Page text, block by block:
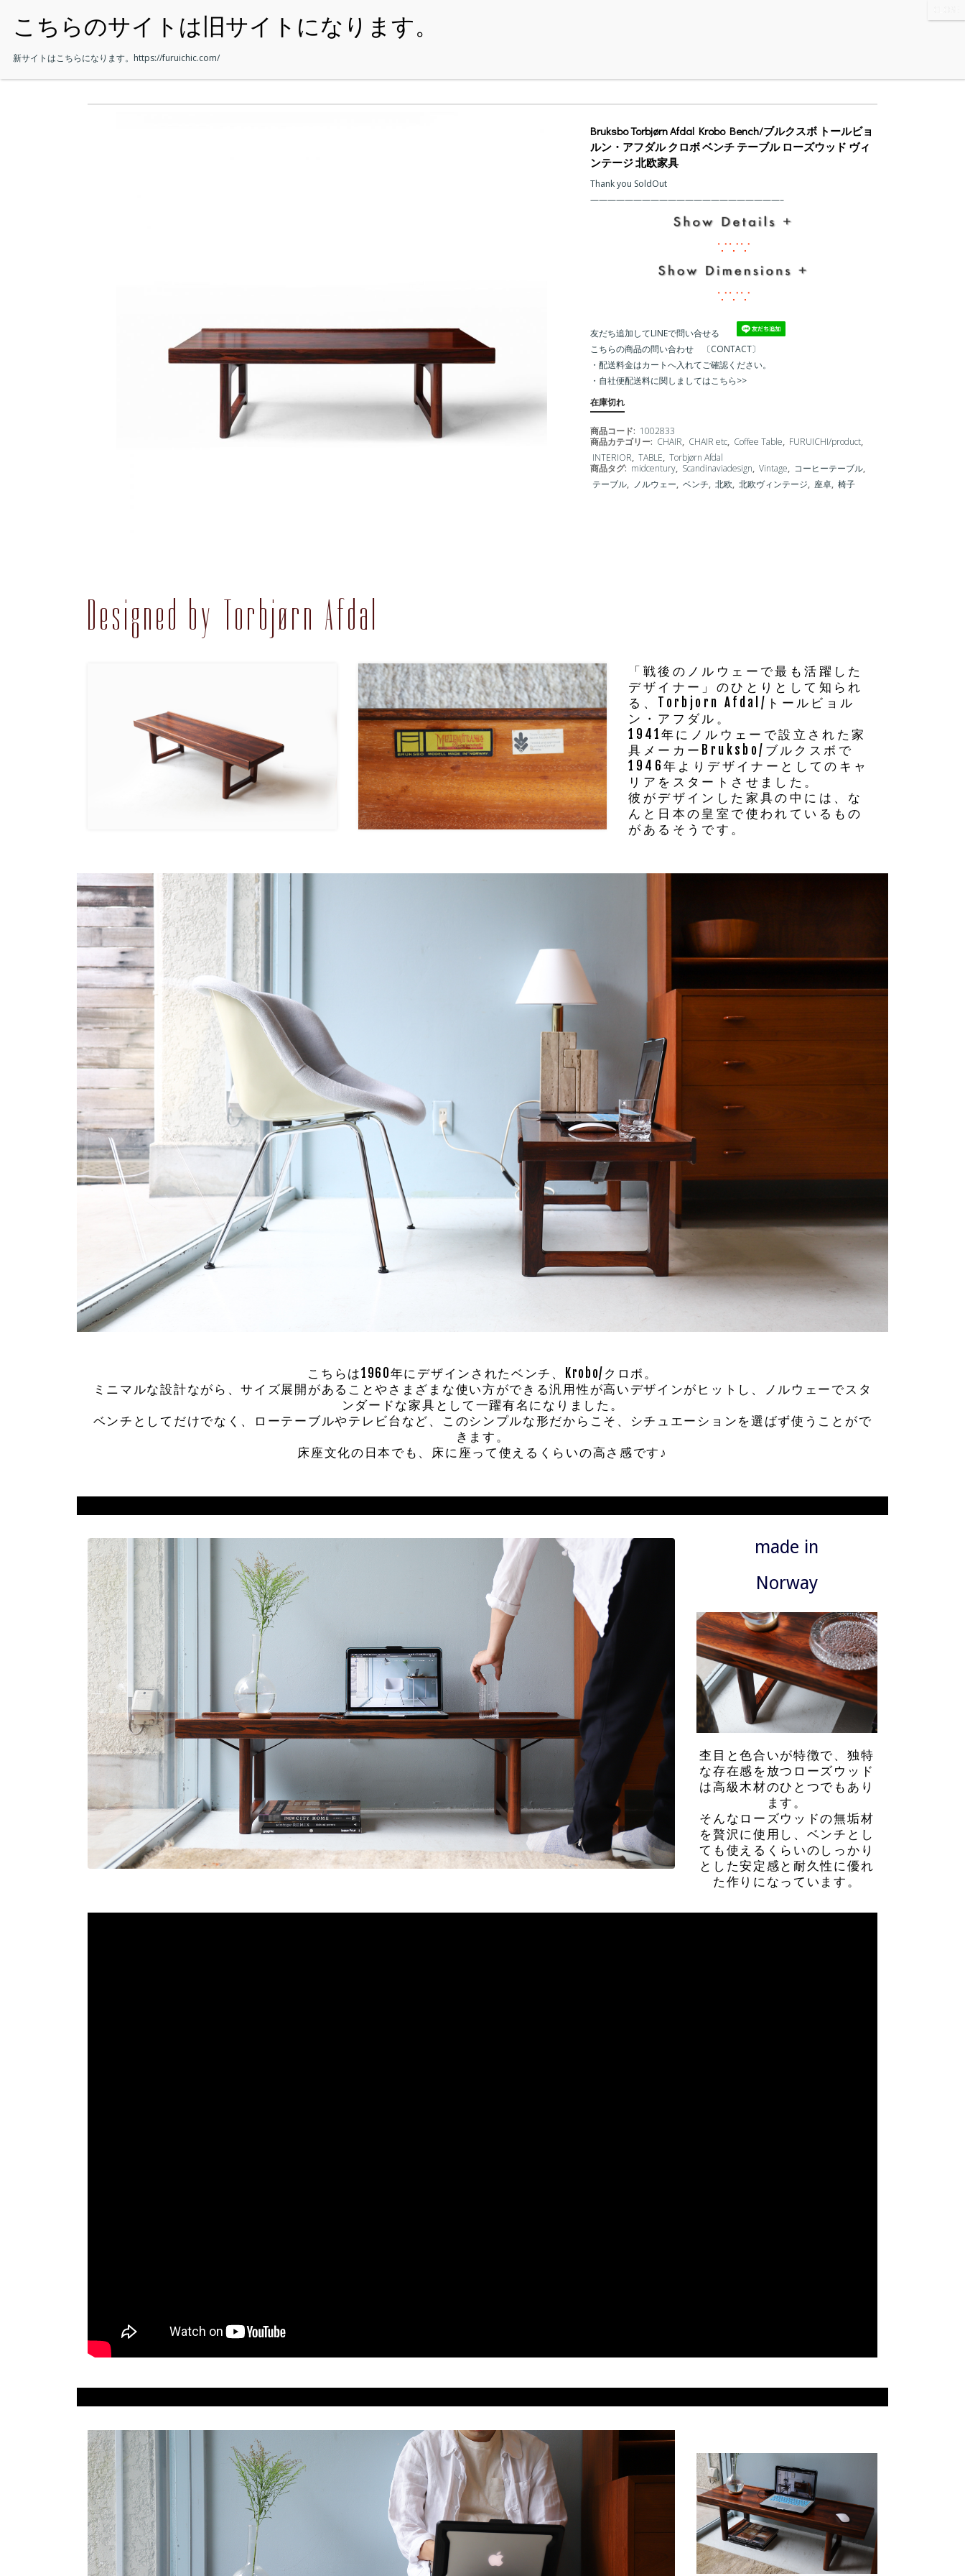
・HOME ・ITEM ・SHOPPING-GUIDE
Bruksbo Torbjørn Afdal Krobo Bench/ブルクスボ トールビョ
ルン・アフダル クロボ ベンチ テーブル ローズウッド ヴィ
ンテージ 北欧家具
Thank you SoldOut
——————————————————————–
∵∵∵
∵∵∵
友だち追加してLINEで問い合せる
こちらの商品の問い合わせ 〔CONTACT〕
・配送料金はカートへ入れてご確認ください。
・ 自社便配送料に関しましてはこちら>>
在庫切れ
商品コード: 1002833
商品カテゴリー: CHAIR, CHAIR etc, Coffee Table, FURUICHI/product,
INTERIOR, TABLE, Torbjørn Afdal
商品タグ: midcentury, Scandinaviadesign, Vintage, コーヒーテーブル,
テーブル, ノルウェー, ベンチ, 北欧, 北欧ヴィンテージ, 座卓, 椅子
Designed by Torbjørn Afdal
「戦後のノルウェーで最も活躍した
デザイナー」のひとりとして知られ
る、Torbjorn Afdal/トールビョル
ン・アフダル。
1941年にノルウェーで設立された家
具メーカーBruksbo/ブルクスボで
1946年よりデザイナーとしてのキャ
リアをスタートさせました。
彼がデザインした家具の中には、な
んと日本の皇室で使われているもの
があるそうです。
こちらは1960年にデザインされたベンチ、Krobo/クロボ。
ミニマルな設計ながら、サイズ展開があることやさまざまな使い方ができる汎用性が高いデザインがヒットし、ノルウェーでスタ
ンダードな家具として一躍有名になりました。
ベンチとしてだけでなく、ローテーブルやテレビ台など、このシンプルな形だからこそ、シチュエーションを選ばず使うことがで
きます。
床座文化の日本でも、床に座って使えるくらいの高さ感です♪
made in
Norway
杢目と色合いが特徴で、独特
な存在感を放つローズウッド
は高級木材のひとつでもあり
ます。
そんなローズウッドの無垢材
を贅沢に使用し、ベンチとし
ても使えるくらいのしっかり
とした安定感と耐久性に優れ
た作りになっています。
新サイトはこちらになります。 https://furuichic.com/